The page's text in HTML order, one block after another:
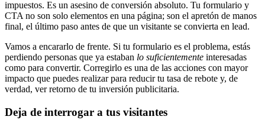
impuestos. Es un asesino de conversión absoluto. Tu formulario y
CTA no son solo elementos en una página; son el apretón de manos
final, el último paso antes de que un visitante se convierta en lead.
Vamos a encararlo de frente. Si tu formulario es el problema, estás
perdiendo personas que ya estaban lo suficientemente interesadas
como para convertir. Corregirlo es una de las acciones con mayor
impacto que puedes realizar para reducir tu tasa de rebote y, de
verdad, ver retorno de tu inversión publicitaria.
Deja de interrogar a tus visitantes